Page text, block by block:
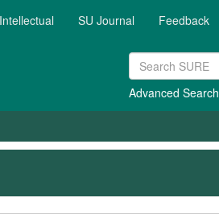
SU Journal Feedback
Advanced Search